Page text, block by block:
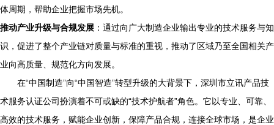
体周期，帮助企业把握市场先机。
推动产业升级与合规发展 ：通过向广大制造企业输出专业的技术服务与知
识，促进了整个产业链对质量与标准的重视，推动了区域乃至全国相关产
业向高质量、规范化方向发展。
在“中国制造”向“中国智造”转型升级的大背景下，深圳市立讯产品技
术服务认证公司扮演着不可或缺的“技术护航者”角色。它以专业、可靠、
高效的技术服务，赋能企业创新，保障产品合规，连接全球市场，是企业